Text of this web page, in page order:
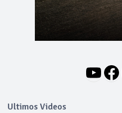
Ultimos Videos